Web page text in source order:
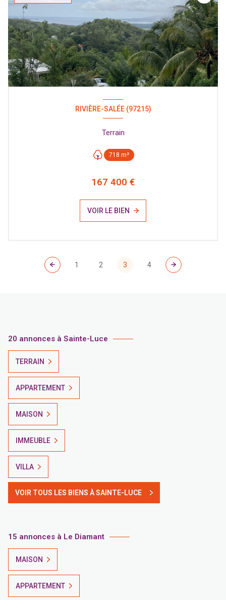
RIVIÈRE-SALÉE (97215)
Terrain
718 m²
167 400 €
VOIR LE BIEN
1 2 3 4
20 annonces à Sainte-Luce
TERRAIN
APPARTEMENT
MAISON
IMMEUBLE
VILLA
VOIR TOUS LES BIENS À SAINTE-LUCE
15 annonces à Le Diamant
MAISON
APPARTEMENT